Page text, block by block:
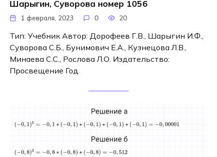
Шарыгин, Суворова номер 1056
1 февраля, 2023 0 20
Тип: Учебник Автор: Дорофеев Г.В., Шарыгин И.Ф.,
Суворова С.Б., Бунимович Е.А., Кузнецова Л.В.,
Минаева С.С., Рослова Л.О. Издательство:
Просвещение Год